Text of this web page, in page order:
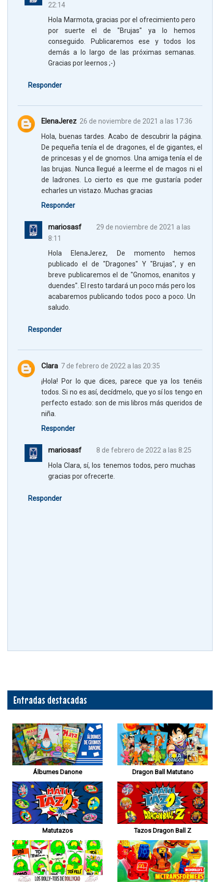
22:14
Hola Marmota, gracias por el ofrecimiento pero
por suerte el de "Brujas" ya lo hemos
conseguido. Publicaremos ese y todos los
demás a lo largo de las próximas semanas.
Gracias por leernos ;-)
Responder
ElenaJerez 26 de noviembre de 2021 a las 17:36
Hola, buenas tardes. Acabo de descubrir la página.
De pequeña tenía el de dragones, el de gigantes, el
de princesas y el de gnomos. Una amiga tenía el de
las brujas. Nunca llegué a leerme el de magos ni el
de ladrones. Lo cierto es que me gustaría poder
echarles un vistazo. Muchas gracias
Responder
mariosasf
29 de noviembre de 2021 a las
8:11
Hola ElenaJerez, De momento hemos
publicado el de "Dragones" Y "Brujas", y en
breve publicaremos el de "Gnomos, enanitos y
duendes". El resto tardará un poco más pero los
acabaremos publicando todos poco a poco. Un
saludo.
Responder
Clara 7 de febrero de 2022 a las 20:35
¡Hola! Por lo que dices, parece que ya los tenéis
todos. Si no es así, decídmelo, que yo sí los tengo en
perfecto estado: son de mis libros más queridos de
niña.
Responder
mariosasf
8 de febrero de 2022 a las 8:25
Hola Clara, sí, los tenemos todos, pero muchas
gracias por ofrecerte.
Responder
Entradas destacadas
Álbumes Danone Dragon Ball Matutano
Matutazos Tazos Dragon Ball Z